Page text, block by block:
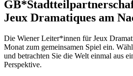
Jeux Dramatiques am
Die Wiener Leiter*innen für Jeux
Monat zum gemeinsamen Spiel ein.
und betrachten Sie die Welt einmal aus
Perspektive.